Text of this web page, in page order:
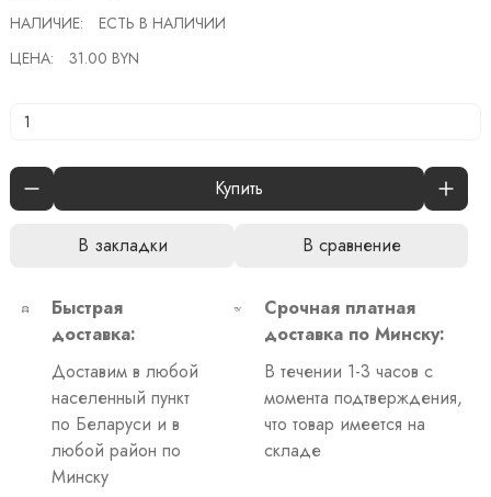
НАЛИЧИЕ:
ЕСТЬ В НАЛИЧИИ
ЦЕНА:
31.00 BYN
Купить
В закладки В сравнение
Быстрая
доставка:
Доставим в любой
населенный пункт
по Беларуси и в
любой район по
Минску
Срочная платная
доставка по Минску:
В течении 1-3 часов с
момента подтверждения,
что товар имеется на
складе